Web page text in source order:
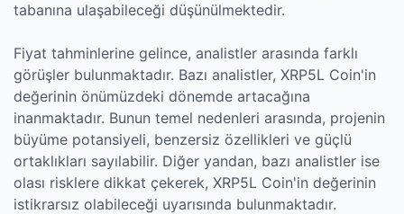
tabanına ulaşabileceği düşünülmektedir.
Fiyat tahminlerine gelince, analistler arasında farklı
görüşler bulunmaktadır. Bazı analistler, XRP5L Coin'in
değerinin önümüzdeki dönemde artacağına
inanmaktadır. Bunun temel nedenleri arasında, projenin
büyüme potansiyeli, benzersiz özellikleri ve güçlü
ortaklıkları sayılabilir. Diğer yandan, bazı analistler ise
olası risklere dikkat çekerek, XRP5L Coin'in değerinin
istikrarsız olabileceği uyarısında bulunmaktadır.